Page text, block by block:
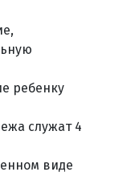
ребенку
служат 4
виде